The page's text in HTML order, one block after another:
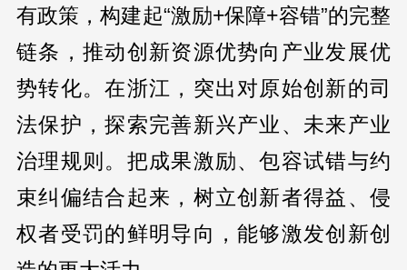
有政策，构建起“激励+保障+容错”的完整
链条，推动创新资源优势向产业发展优
势转化。在浙江，突出对原始创新的司
法保护，探索完善新兴产业、未来产业
治理规则。把成果激励、包容试错与约
束纠偏结合起来，树立创新者得益、侵
权者受罚的鲜明导向，能够激发创新创